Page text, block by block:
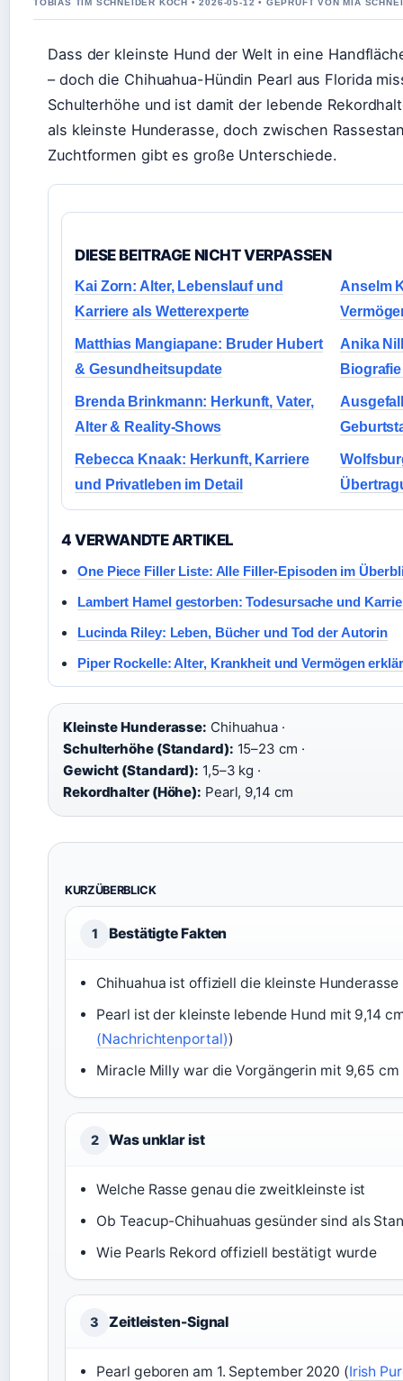
TOBIAS TIM SCHNEIDER KOCH • 2026-05-12 • GEPRUFT VON MIA
Dass der kleinste Hund der Welt in eine
– doch die Chihuahua-Hündin Pearl aus Florida
Schulterhöhe und ist damit der lebende
als kleinste Hunderasse, doch zwischen
Zuchtformen gibt es große Unterschiede.
DIESE BEITRAGE NICHT VERPASSEN
Kai Zorn: Alter, Lebenslauf und
Karriere als Wetterexperte
Anselm
Matthias Mangiapane: Bruder Hubert
& Gesundheitsupdate
Anika
Brenda Brinkmann: Herkunft, Vater,
Alter & Reality-Shows
Rebecca Knaak: Herkunft, Karriere
und Privatleben im Detail
4 VERWANDTE ARTIKEL
One Piece Filler Liste: Alle Filler-Episoden im
Lambert Hamel gestorben: Todesursache und
Lucinda Riley: Leben, Bücher und Tod der Autorin
Piper Rockelle: Alter, Krankheit und Vermögen
Kleinste Hunderasse: Chihuahua ·
Schulterhöhe (Standard): 15–23 cm ·
Gewicht (Standard): 1,5–3 kg ·
Rekordhalter (Höhe): Pearl, 9,14 cm
KURZÜBERBLICK
1 Bestätigte Fakten
Chihuahua ist offiziell die kleinste Hunderasse
Pearl ist der kleinste lebende Hund mit 9,14
(Nachrichtenportal))
Miracle Milly war die Vorgängerin mit 9,65 cm
2 Was unklar ist
Welche Rasse genau die zweitkleinste ist
Ob Teacup-Chihuahuas gesünder sind als
Wie Pearls Rekord offiziell bestätigt wurde
3 Zeitleisten-Signal
Pearl geboren am 1. September 2020 (Irish